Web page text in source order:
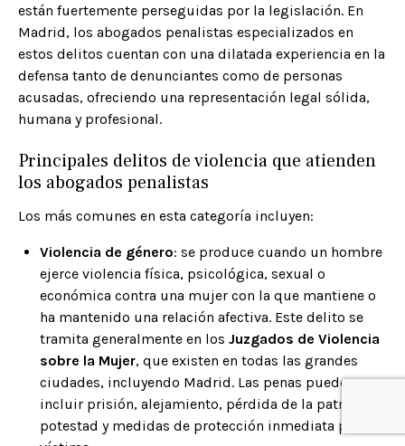
están fuertemente perseguidas por la legislación. En
Madrid, los abogados penalistas especializados en
estos delitos cuentan con una dilatada experiencia en la
defensa tanto de denunciantes como de personas
acusadas, ofreciendo una representación legal sólida,
humana y profesional.
Principales delitos de violencia que atienden
los abogados penalistas
Los más comunes en esta categoría incluyen:
Violencia de género: se produce cuando un hombre
ejerce violencia física, psicológica, sexual o
económica contra una mujer con la que mantiene o
ha mantenido una relación afectiva. Este delito se
tramita generalmente en los Juzgados de Violencia
sobre la Mujer, que existen en todas las grandes
ciudades, incluyendo Madrid. Las penas pueden
incluir prisión, alejamiento, pérdida de la patria
potestad y medidas de protección inmediata para la